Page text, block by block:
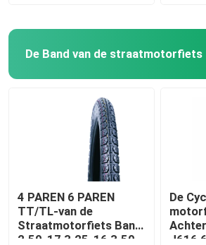
De Band van de straatmotorfiets
4 PAREN 6 PAREN
TT/TL-van de
Straatmotorfiets Band
2.50-17 3.25-16 3.50-
De
J616